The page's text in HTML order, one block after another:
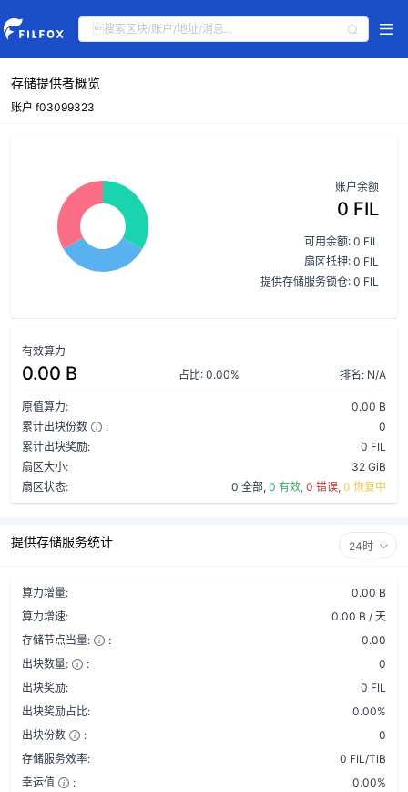
存储提供者概览
账户 f03099323
账户余额
0 FIL
可用余额: 0 FIL
扇区抵押: 0 FIL
提供存储服务锁仓: 0 FIL
有效算力
0.00 B 占比: 0.00% 排名: N/A
原值算力:
0.00 B
累计出块份数
:
0
累计出块奖励:
0 FIL
扇区大小:
32 GiB
扇区状态:
0 全部, 0 有效, 0 错误, 0 恢复中
提供存储服务统计 24时
算力增量:
0.00 B
算力增速:
0.00 B / 天
存储节点当量:
:
0.00
出块数量:
:
0
出块奖励:
0 FIL
出块奖励占比:
0.00%
出块份数
:
0
存储服务效率:
0 FIL/TiB
幸运值
: 0.00%